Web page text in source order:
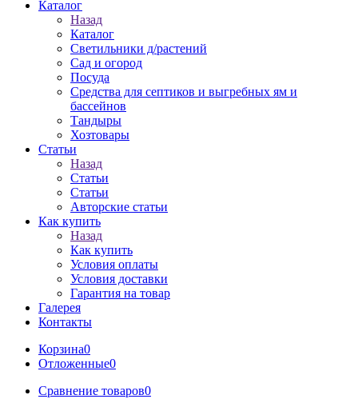
Каталог
Назад
Каталог
Светильники д/растений
Сад и огород
Посуда
Средства для септиков и выгребных ям и
бассейнов
Тандыры
Хозтовары
Статьи
Назад
Статьи
Статьи
Авторские статьи
Как купить
Назад
Как купить
Условия оплаты
Условия доставки
Гарантия на товар
Галерея
Контакты
Корзина0
Отложенные0
Сравнение товаров0